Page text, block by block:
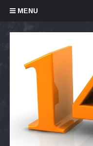
MENU
Skip to content